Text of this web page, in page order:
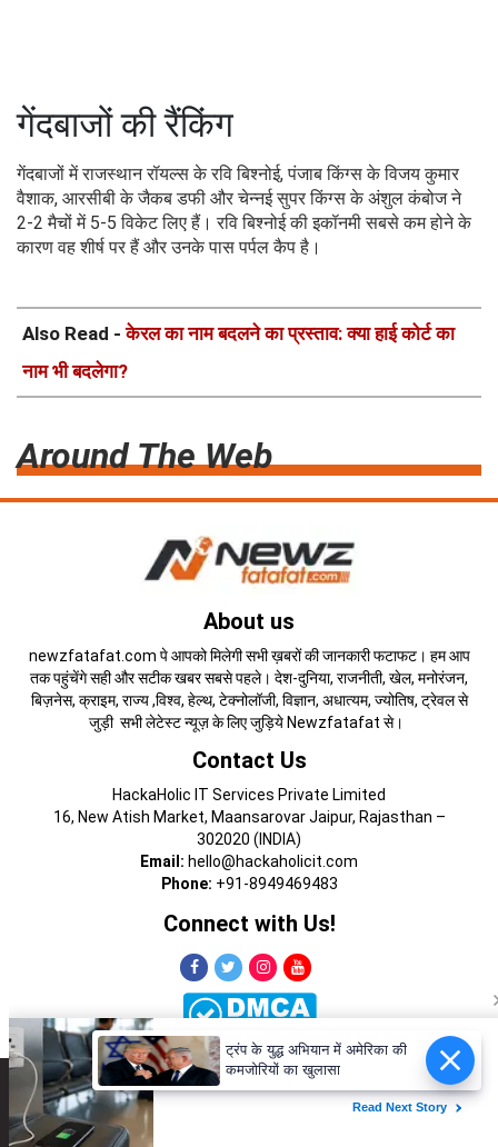
गेंदबाजों की रैंकिंग
गेंदबाजों में राजस्थान रॉयल्स के रवि बिश्नोई, पंजाब किंग्स के विजय कुमार
वैशाक, आरसीबी के जैकब डफी और चेन्नई सुपर किंग्स के अंशुल कंबोज ने
2-2 मैचों में 5-5 विकेट लिए हैं। रवि बिश्नोई की इकॉनमी सबसे कम होने के
कारण वह शीर्ष पर हैं और उनके पास पर्पल कैप है।
Also Read -केरल का नाम बदलने का प्रस्ताव: क्या हाई कोर्ट का
नाम भी बदलेगा?
Around The Web
About us
newzfatafat.com पे आपको मिलेगी सभी ख़बरों की जानकारी फटाफट। हम आप
तक पहुंचेंगे सही और सटीक खबर सबसे पहले। देश-दुनिया, राजनीती, खेल, मनोरंजन,
बिज़नेस, क्राइम, राज्य ,विश्व, हेल्थ, टेक्नोलॉजी, विज्ञान, अधात्यम, ज्योतिष, ट्रेवल से
जुड़ी सभी लेटेस्ट न्यूज़ के लिए जुड़िये Newzfatafat से।
Contact Us
HackaHolic IT Services Private Limited
16, New Atish Market, Maansarovar Jaipur, Rajasthan –
302020 (INDIA)
Email: hello@hackaholicit.com
Phone: +91-8949469483
Connect with Us!
Copyright © 2024 HackaHolic IT Services Private Limited
About Us
Terms of Use
Advertise with Us
ट्रंप के युद्ध अभियान में अमेरिका की
कमजोरियों का खुलासा